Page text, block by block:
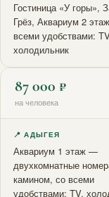
Гостиница «У горы»,
Грёз, Аквариум 2
всеми удобствами:
холодильник
87 000 ₽
на человека
📍 АДЫГЕЯ
Аквариум 1 этаж —
двухкомнатные
камином, со всеми
удобствами: TV,